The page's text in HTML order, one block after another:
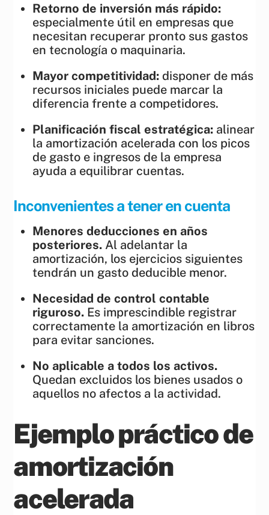
Retorno de inversión más rápido:
especialmente útil en empresas que
necesitan recuperar pronto sus gastos
en tecnología o maquinaria.
Mayor competitividad: disponer de más
recursos iniciales puede marcar la
diferencia frente a competidores.
Planificación fiscal estratégica: alinear
la amortización acelerada con los picos
de gasto e ingresos de la empresa
ayuda a equilibrar cuentas.
Inconvenientes a tener en cuenta
Menores deducciones en años
posteriores. Al adelantar la
amortización, los ejercicios siguientes
tendrán un gasto deducible menor.
Necesidad de control contable
riguroso. Es imprescindible registrar
correctamente la amortización en libros
para evitar sanciones.
No aplicable a todos los activos.
Quedan excluidos los bienes usados o
aquellos no afectos a la actividad.
Ejemplo práctico de
amortización
acelerada